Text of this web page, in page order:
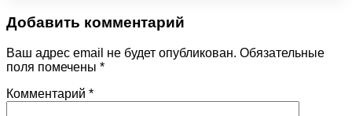
Добавить комментарий
Ваш адрес email не будет опубликован. Обязательные
поля помечены *
Комментарий *